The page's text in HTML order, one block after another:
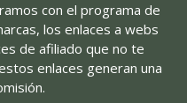
con el programa de
los enlaces a webs
de afiliado que no te
enlaces generan una